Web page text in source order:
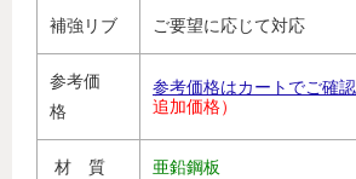
補強リブ ご要望に応じて対応
参考価
格
参考価格はカートでご確
追加価格）
材 質 亜鉛鋼板